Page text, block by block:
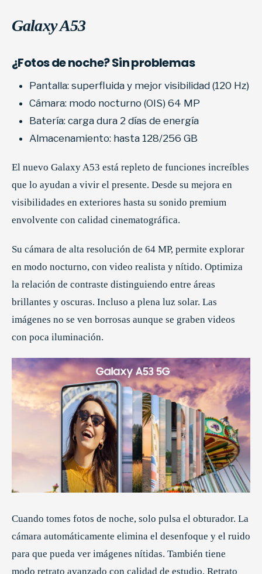
Galaxy A53
¿Fotos de noche? Sin problemas
Pantalla: superfluida y mejor visibilidad (120 Hz)
Cámara: modo nocturno (OIS) 64 MP
Batería: carga dura 2 días de energía
Almacenamiento: hasta 128/256 GB
El nuevo Galaxy A53 está repleto de funciones increíbles
que lo ayudan a vivir el presente. Desde su mejora en
visibilidades en exteriores hasta su sonido premium
envolvente con calidad cinematográfica.
Su cámara de alta resolución de 64 MP, permite explorar
en modo nocturno, con video realista y nítido. Optimiza
la relación de contraste distinguiendo entre áreas
brillantes y oscuras. Incluso a plena luz solar. Las
imágenes no se ven borrosas aunque se graben videos
con poca iluminación.
Cuando tomes fotos de noche, solo pulsa el obturador. La
cámara automáticamente elimina el desenfoque y el ruido
para que pueda ver imágenes nítidas. También tiene
modo retrato avanzado con calidad de estudio. Retrato